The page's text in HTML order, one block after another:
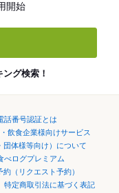
開始
グ検索！
話番号認証とは
飲食企業様向けサービス
団体様等向け）について
べログプレミアム
約（リクエスト予約）
特定商取引法に基づく表記